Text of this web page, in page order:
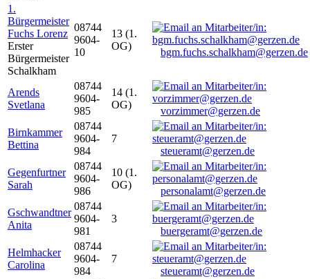
1.
Bürgermeister
Fuchs Lorenz
Erster
Bürgermeister
Schalkham
08744
9604-
10
13 (1.
OG)
bgm.fuchs.schalkham@gerzen.de
Arends
Svetlana
08744
9604-
985
14 (1.
OG)
vorzimmer@gerzen.de
Birnkammer
Bettina
08744
9604-
984
7
steueramt@gerzen.de
Gegenfurtner
Sarah
08744
9604-
986
10 (1.
OG)
personalamt@gerzen.de
Gschwandtner
Anita
08744
9604-
981
3
buergeramt@gerzen.de
Helmhacker
Carolina
08744
9604-
984
7
steueramt@gerzen.de